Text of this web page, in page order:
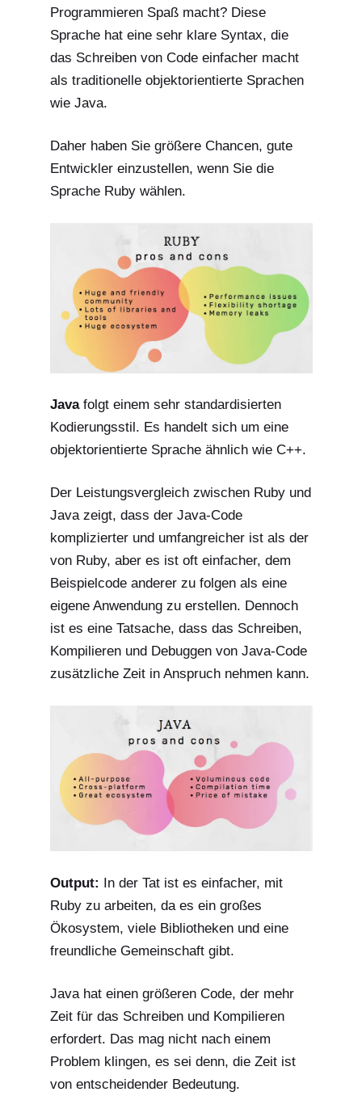
Programmieren Spaß macht? Diese
Sprache hat eine sehr klare Syntax, die
das Schreiben von Code einfacher macht
als traditionelle objektorientierte Sprachen
wie Java.
Daher haben Sie größere Chancen, gute
Entwickler einzustellen, wenn Sie die
Sprache Ruby wählen.
Javafolgt einem sehr standardisierten
Kodierungsstil. Es handelt sich um eine
objektorientierte Sprache ähnlich wie C++.
Der Leistungsvergleich zwischen Ruby und
Java zeigt, dass der Java-Code
komplizierter und umfangreicher ist als der
von Ruby, aber es ist oft einfacher, dem
Beispielcode anderer zu folgen als eine
eigene Anwendung zu erstellen. Dennoch
ist es eine Tatsache, dass das Schreiben,
Kompilieren und Debuggen von Java-Code
zusätzliche Zeit in Anspruch nehmen kann.
Output: In der Tat ist es einfacher, mit
Ruby zu arbeiten, da es ein großes
Ökosystem, viele Bibliotheken und eine
freundliche Gemeinschaft gibt.
Java hat einen größeren Code, der mehr
Zeit für das Schreiben und Kompilieren
erfordert. Das mag nicht nach einem
Problem klingen, es sei denn, die Zeit ist
von entscheidender Bedeutung.